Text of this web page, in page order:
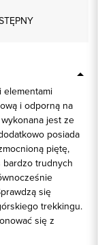
i odporną na
jest ze
posiada
piętę,
trudnych
się
trekkingu.
się z